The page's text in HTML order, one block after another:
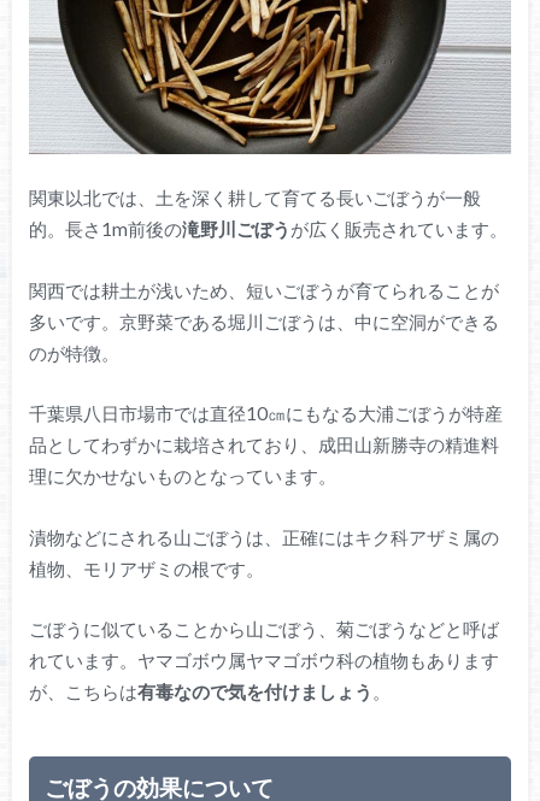
関東以北では、土を深く耕して育てる長いごぼうが一般
的。長さ1m前後の滝野川ごぼう が広く販売されています。
関西では耕土が浅いため、短いごぼうが育てられることが
多いです。京野菜である堀川ごぼうは、中に空洞ができる
のが特徴。
千葉県八日市場市では直径10㎝にもなる大浦ごぼうが特産
品としてわずかに栽培されており、成田山新勝寺の精進料
理に欠かせないものとなっています。
漬物などにされる山ごぼうは、正確にはキク科アザミ属の
植物、モリアザミの根です。
ごぼうに似ていることから山ごぼう、菊ごぼうなどと呼ば
れています。ヤマゴボウ属ヤマゴボウ科の植物もあります
が、こちらは有毒なので気を付けましょう 。
ごぼうの効果について